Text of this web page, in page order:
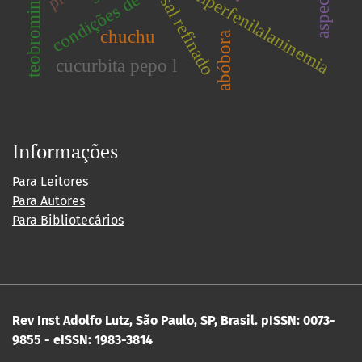
hiperfenilalaninemia
sal refinado
cucurbita pepo l abóbora
chuchu
Informações
Para Leitores
Para Autores
Para Bibliotecários
Rev Inst Adolfo Lutz, São Paulo, SP, Brasil. pISSN: 0073-
9855 - eISSN: 1983-3814